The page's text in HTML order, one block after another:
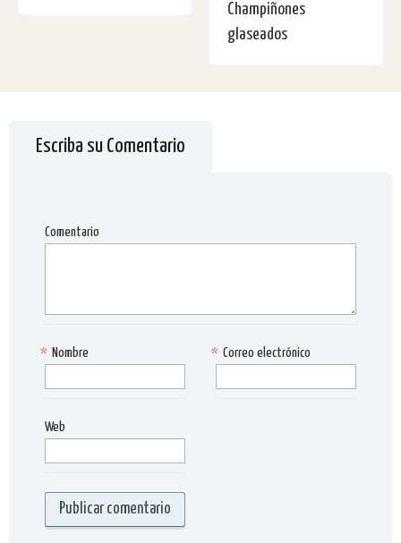
Champiñones
glaseados
Escriba su Comentario
Comentario
Nombre
* Correo electrónico
*
Web